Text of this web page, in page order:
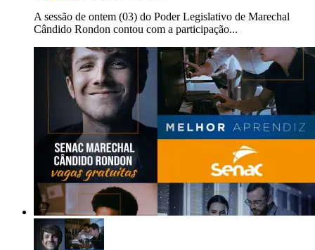
A sessão de ontem (03) do Poder Legislativo de Marechal
Cândido Rondon contou com a participação...